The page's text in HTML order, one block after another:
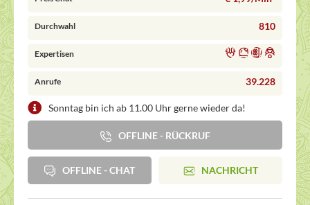
Durchwahl 810
Expertisen
Anrufe 39.228
Sonntag bin ich ab 11.00 Uhr gerne wieder da!
OFFLINE - RÜCKRUF
OFFLINE - CHAT NACHRICHT